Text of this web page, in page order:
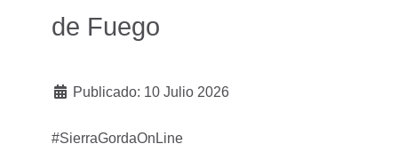
de Fuego
Publicado: 10 Julio 2026
#SierraGordaOnLine